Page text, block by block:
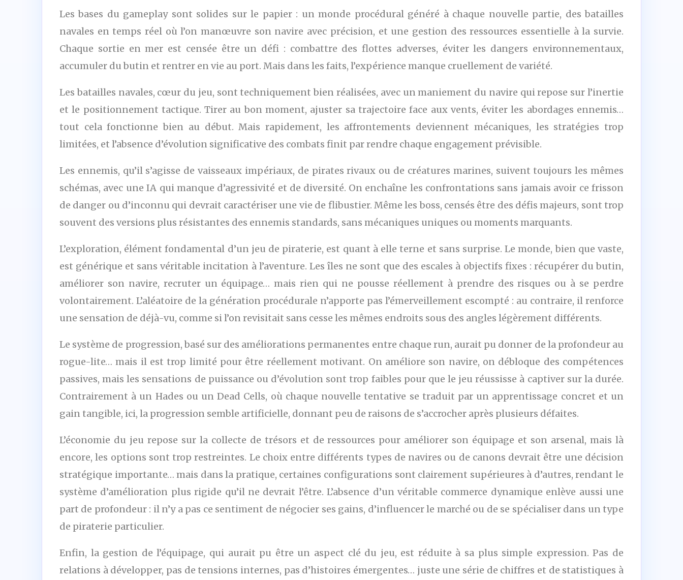
Les bases du gameplay sont solides sur le papier : un monde procédural généré à chaque nouvelle partie, des batailles
navales en temps réel où l’on manœuvre son navire avec précision, et une gestion des ressources essentielle à la survie.
Chaque sortie en mer est censée être un défi : combattre des flottes adverses, éviter les dangers environnementaux,
accumuler du butin et rentrer en vie au port. Mais dans les faits, l’expérience manque cruellement de variété.
Les batailles navales, cœur du jeu, sont techniquement bien réalisées, avec un maniement du navire qui repose sur l’inertie
et le positionnement tactique. Tirer au bon moment, ajuster sa trajectoire face aux vents, éviter les abordages ennemis…
tout cela fonctionne bien au début. Mais rapidement, les affrontements deviennent mécaniques, les stratégies trop
limitées, et l’absence d’évolution significative des combats finit par rendre chaque engagement prévisible.
Les ennemis, qu’il s’agisse de vaisseaux impériaux, de pirates rivaux ou de créatures marines, suivent toujours les mêmes
schémas, avec une IA qui manque d’agressivité et de diversité. On enchaîne les confrontations sans jamais avoir ce frisson
de danger ou d’inconnu qui devrait caractériser une vie de flibustier. Même les boss, censés être des défis majeurs, sont trop
souvent des versions plus résistantes des ennemis standards, sans mécaniques uniques ou moments marquants.
L’exploration, élément fondamental d’un jeu de piraterie, est quant à elle terne et sans surprise. Le monde, bien que vaste,
est générique et sans véritable incitation à l’aventure. Les îles ne sont que des escales à objectifs fixes : récupérer du butin,
améliorer son navire, recruter un équipage… mais rien qui ne pousse réellement à prendre des risques ou à se perdre
volontairement. L’aléatoire de la génération procédurale n’apporte pas l’émerveillement escompté : au contraire, il renforce
une sensation de déjà-vu, comme si l’on revisitait sans cesse les mêmes endroits sous des angles légèrement différents.
Le système de progression, basé sur des améliorations permanentes entre chaque run, aurait pu donner de la profondeur au
rogue-lite… mais il est trop limité pour être réellement motivant. On améliore son navire, on débloque des compétences
passives, mais les sensations de puissance ou d’évolution sont trop faibles pour que le jeu réussisse à captiver sur la durée.
Contrairement à un Hades ou un Dead Cells, où chaque nouvelle tentative se traduit par un apprentissage concret et un
gain tangible, ici, la progression semble artificielle, donnant peu de raisons de s’accrocher après plusieurs défaites.
L’économie du jeu repose sur la collecte de trésors et de ressources pour améliorer son équipage et son arsenal, mais là
encore, les options sont trop restreintes. Le choix entre différents types de navires ou de canons devrait être une décision
stratégique importante… mais dans la pratique, certaines configurations sont clairement supérieures à d’autres, rendant le
système d’amélioration plus rigide qu’il ne devrait l’être. L’absence d’un véritable commerce dynamique enlève aussi une
part de profondeur : il n’y a pas ce sentiment de négocier ses gains, d’influencer le marché ou de se spécialiser dans un type
de piraterie particulier.
Enfin, la gestion de l’équipage, qui aurait pu être un aspect clé du jeu, est réduite à sa plus simple expression. Pas de
relations à développer, pas de tensions internes, pas d’histoires émergentes… juste une série de chiffres et de statistiques à